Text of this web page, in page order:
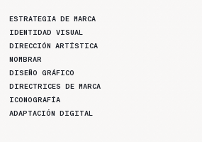
ESTRATEGIA DE MARCA
IDENTIDAD VISUAL
DIRECCIÓN ARTÍSTICA
NOMBRAR
DISEÑO GRÁFICO
DIRECTRICES DE MARCA
ICONOGRAFÍA
ADAPTACIÓN DIGITAL